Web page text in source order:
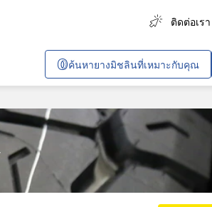
ติดต่อเรา
การขนส่งสินค้า
การขนส่งผู้โด
การเกษตร
งานก่อสร้าง
เหมืองทั่วไปแ
ค้นหายางมิชลินที่เหมาะกับคุณ